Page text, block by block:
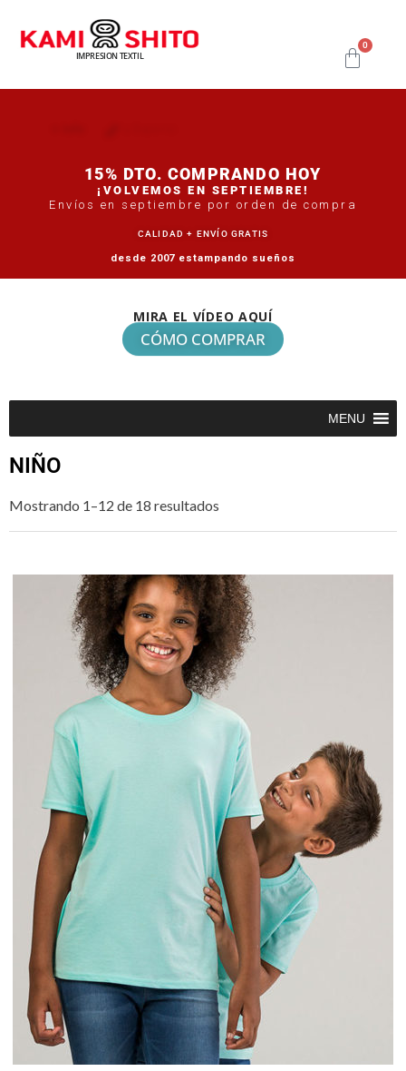
IMPRESION TEXTIL
0
15% DTO. COMPRANDO HOY
¡VOLVEMOS EN SEPTIEMBRE!
Envíos en septiembre por orden de compra
CALIDAD + ENVÍO GRATIS
desde 2007 estampando sueños
MIRA EL VÍDEO AQUÍ
CÓMO COMPRAR
MENU
NIÑO
Mostrando 1–12 de 18 resultados